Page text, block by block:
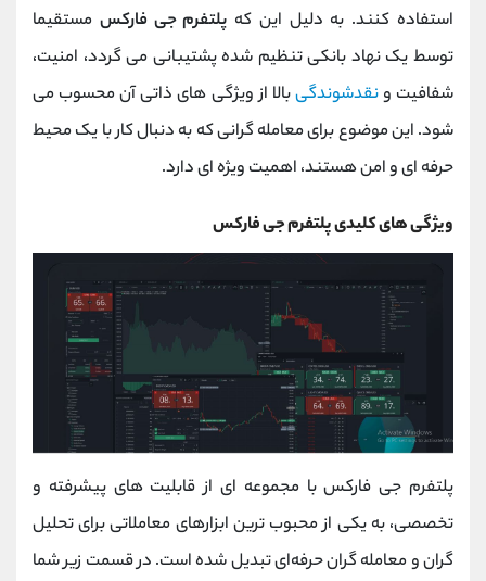
استفاده کنند. به دلیل این که پلتفرم جی فارکس مستقیما
توسط یک نهاد بانکی تنظیم‌ شده پشتیبانی می‌ گردد، امنیت،
شفافیت ونقدشوندگیبالا از ویژگی‌ های ذاتی آن محسوب می‌
شود. این موضوع برای معامله‌ گرانی که به‌ دنبال کار با یک محیط
حرفه‌ ای و امن هستند، اهمیت ویژه‌ ای دارد.
ویژگی‌ های کلیدی پلتفرم جی فارکس
پلتفرم جی فارکس با مجموعه‌ ای از قابلیت‌ های پیشرفته و
تخصصی، به یکی از محبوب‌ ترین ابزارهای معاملاتی برای تحلیل‌
گران و معامله‌ گران حرفه‌ای تبدیل شده است. در قسمت زیر شما